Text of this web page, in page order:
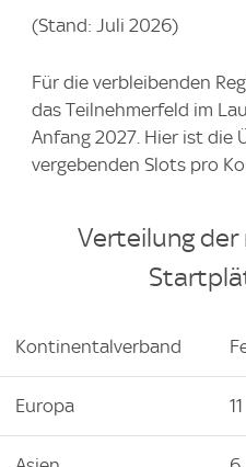
(Stand: Juli 2026)
Für die verbleibenden
das Teilnehmerfeld im
Anfang 2027. Hier ist die
vergebenden Slots pro
Verteilung der
Kontinentalverband
Europa 11